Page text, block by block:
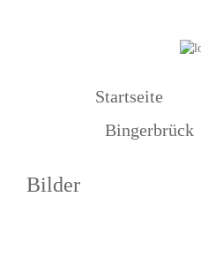
Startseite
Bingerbrück
Bilder